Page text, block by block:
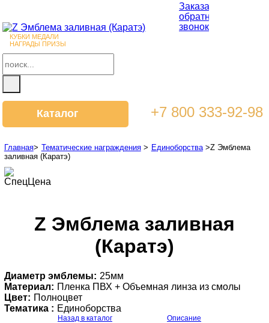
КУБКИ МЕДАЛИ
НАГРАДЫ ПРИЗЫ
Заказать
обратный
звонок
Каталог +7 800 333-92-98
Главная> Тематические награждения> Единоборства>Z Эмблема
заливная (Каратэ)
СпецЦена
Z Эмблема заливная
(Каратэ)
Диаметр эмблемы: 25мм
Материал: Пленка ПВХ + Объемная линза из смолы
Цвет: Полноцвет
Тематика : Единоборства
Назад в каталог Описание